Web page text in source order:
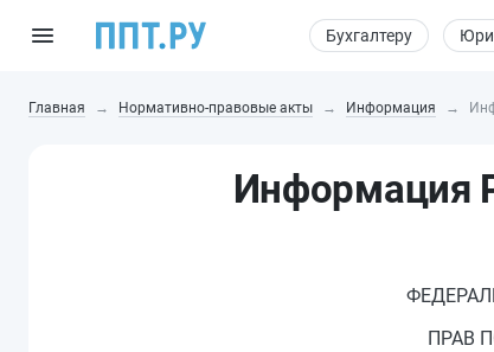
Бухгалтеру
Главная Нормативно-правовые акты Информация
Информация
ПРАВ